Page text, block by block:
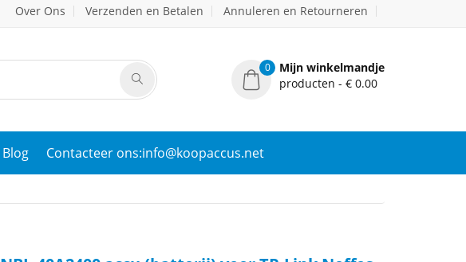
Over Ons Verzenden en Betalen Annuleren en Retourneren
0
Mijn winkelmandje
producten - € 0.00
Blog Contacteer ons:info@koopaccus.net